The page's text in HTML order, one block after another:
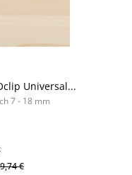
Universal...
7 - 18 mm
€